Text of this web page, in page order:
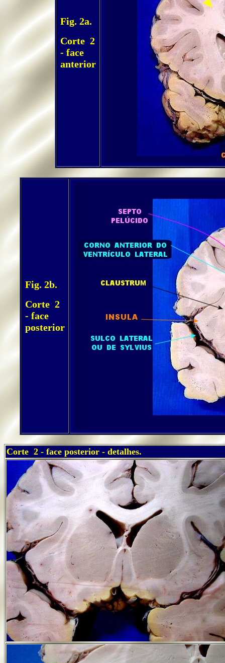
Fig. 2a.
Corte 2
- face
anterior
..
Fig. 2b.
Corte 2
- face
posterior
..
Corte 2 - face posterior - detalhes.